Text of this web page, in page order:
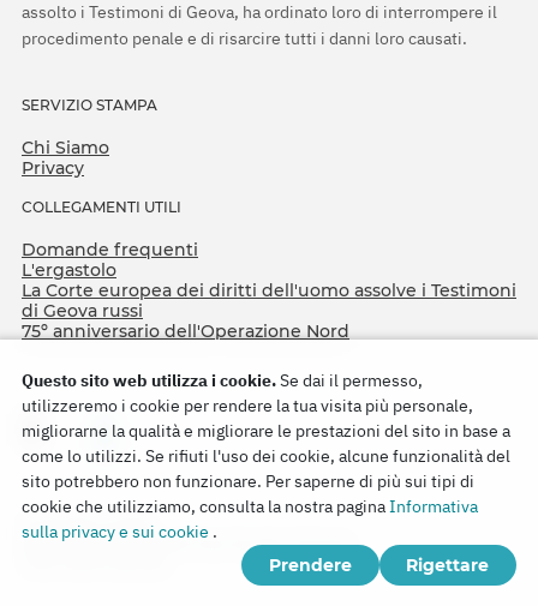
assolto i Testimoni di Geova, ha ordinato loro di interrompere il
procedimento penale e di risarcire tutti i danni loro causati.
SERVIZIO STAMPA
Chi Siamo
Privacy
COLLEGAMENTI UTILI
Domande frequenti
L'ergastolo
La Corte europea dei diritti dell'uomo assolve i Testimoni
di Geova russi
75º anniversario dell'Operazione Nord
Copyright © 2026
Watch Tower Bible and Tract Society of Korea.
Questo sito web utilizza i cookie.Se dai il permesso,
utilizzeremo i cookie per rendere la tua visita più personale,
migliorarne la qualità e migliorare le prestazioni del sito in base a
come lo utilizzi. Se rifiuti l'uso dei cookie, alcune funzionalità del
sito potrebbero non funzionare. Per saperne di più sui tipi di
cookie che utilizziamo, consulta la nostra paginaInformativa
sulla privacy e sui cookie .
Prendere
Rigettare